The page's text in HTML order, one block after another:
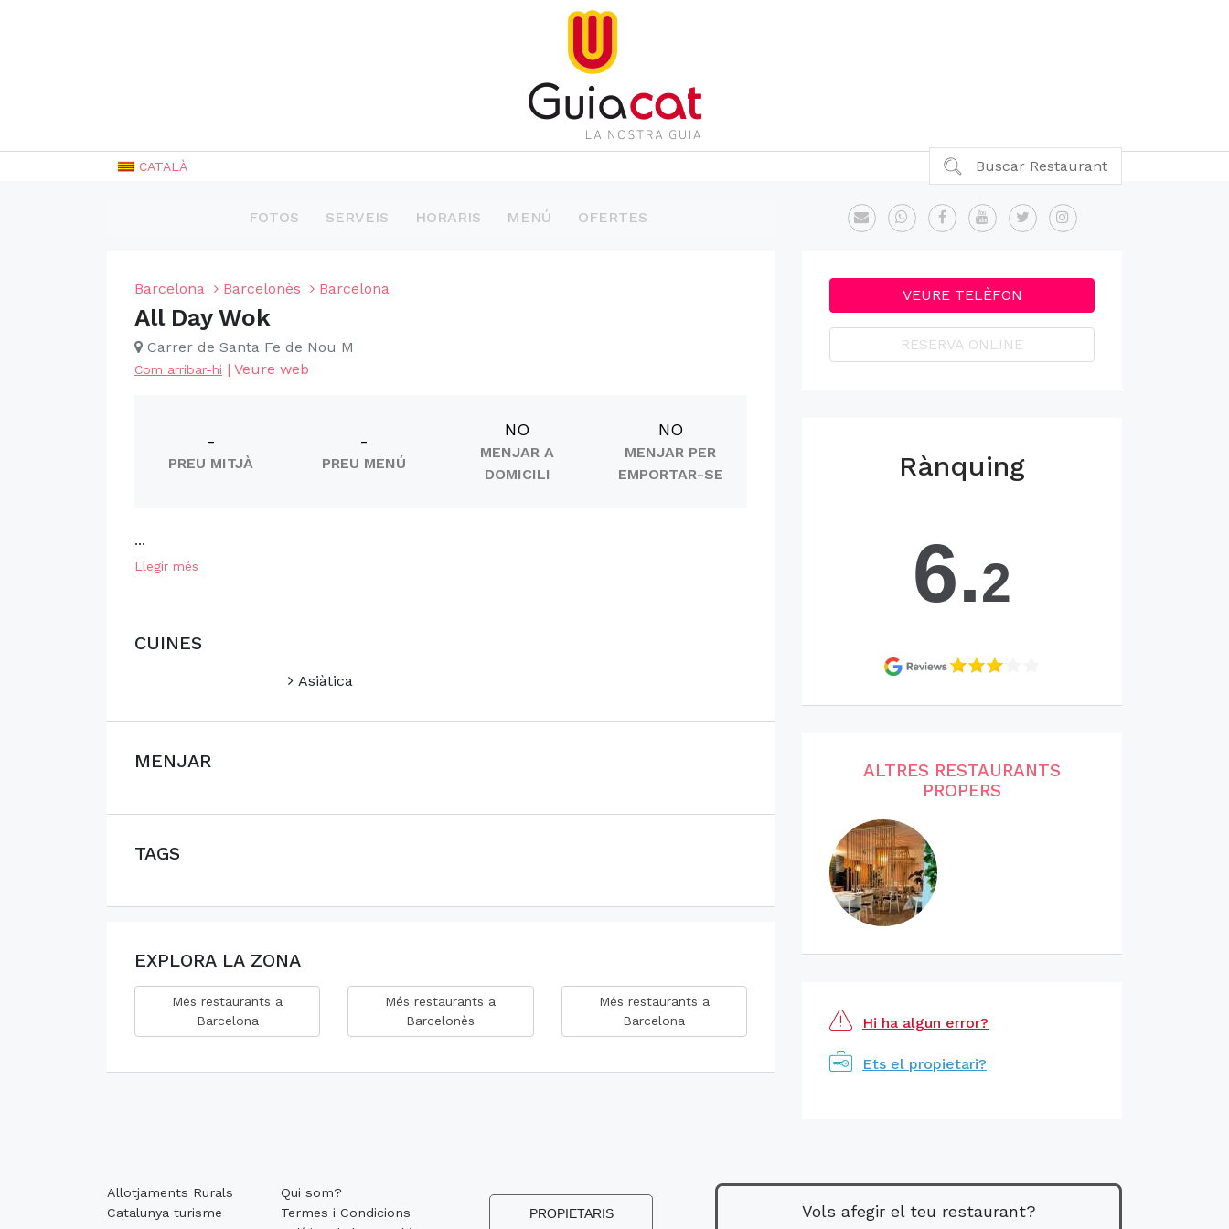
CATALÀ Buscar Restaurant
FOTOS SERVEIS HORARIS MENÚ OFERTES
Barcelona Barcelonès Barcelona
All Day Wok
Carrer de Santa Fe de Nou M
Com arribar-hi | Veure web
-
PREU MITJÀ
-
PREU MENÚ
NO
MENJAR A
DOMICILI
NO
MENJAR PER
EMPORTAR-SE
...
Llegir més
CUINES
Asiàtica
MENJAR
TAGS
EXPLORA LA ZONA
Més restaurants a
Barcelona
Més restaurants a
Barcelonès
Més restaurants a
Barcelona
VEURE TELÈFON
RESERVA ONLINE
Rànquing
6.2
ALTRES RESTAURANTS
PROPERS
Hi ha algun error?
Ets el propietari?
Allotjaments Rurals
Catalunya turisme
Qui som?
Termes i Condicions
PROPIETARIS Vols afegir el teu restaurant?